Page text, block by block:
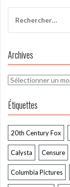
Archives
Archives
Étiquettes
20th Century Fox
Calysta Censure
Columbia Pictures